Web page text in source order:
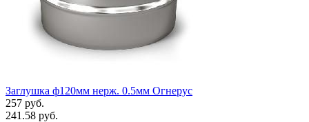
Заглушка ф120мм нерж. 0.5мм Огнерус
257 руб.
241.58 руб.